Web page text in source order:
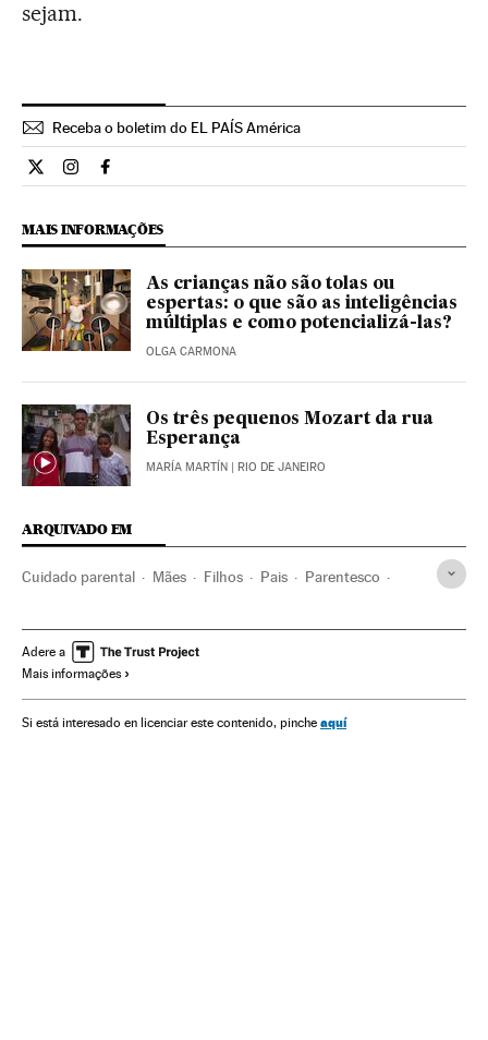
sejam.
Receba o boletim do EL PAÍS América
Ciencia El País Brasil en Twitter
Ciencia El País Brasil en Instagram
Ciencia El País Brasil en Facebook
MAIS INFORMAÇÕES
As crianças não são tolas ou
espertas: o que são as inteligências
múltiplas e como potencializá-las?
OLGA CARMONA
Os três pequenos Mozart da rua
Esperança
MARÍA MARTÍN | RIO DE JANEIRO
ARQUIVADO EM
Cuidado parental Mães Filhos Pais Parentesco
Mamas & Papas
Adere a
Mais informações
Si está interesado en licenciar este contenido, pinche aquí